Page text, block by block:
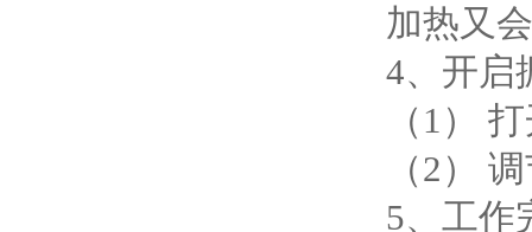
加热又
4、开启
（1）
（2）
5、工作